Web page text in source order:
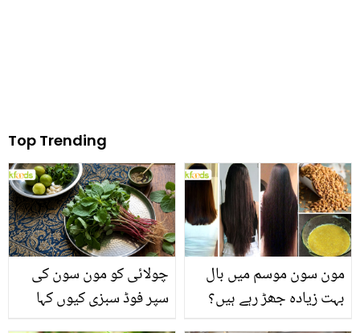
Top Trending
چولائی کو مون سون کی
سپر فوڈ سبزی کیوں کہا
مون سون موسم میں بال
بہت زیادہ جھڑ رہے ہیں؟